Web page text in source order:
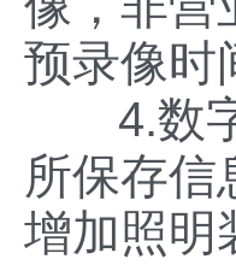
预录像时
4.数
所保存信
增加照明